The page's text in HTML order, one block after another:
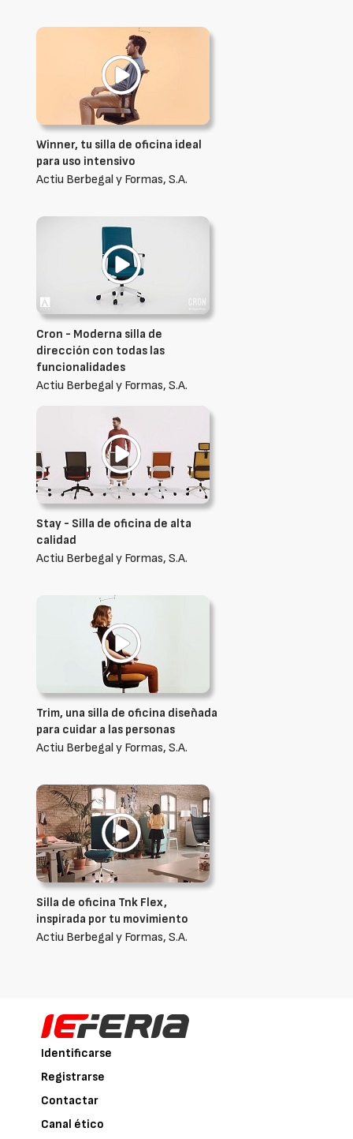
Winner, tu silla de oficina ideal
para uso intensivo
Actiu Berbegal y Formas, S.A.
Cron - Moderna silla de
dirección con todas las
funcionalidades
Actiu Berbegal y Formas, S.A.
Stay - Silla de oficina de alta
calidad
Actiu Berbegal y Formas, S.A.
Trim, una silla de oficina diseñada
para cuidar a las personas
Actiu Berbegal y Formas, S.A.
Silla de oficina Tnk Flex,
inspirada por tu movimiento
Actiu Berbegal y Formas, S.A.
Identificarse
Registrarse
Contactar
Canal ético